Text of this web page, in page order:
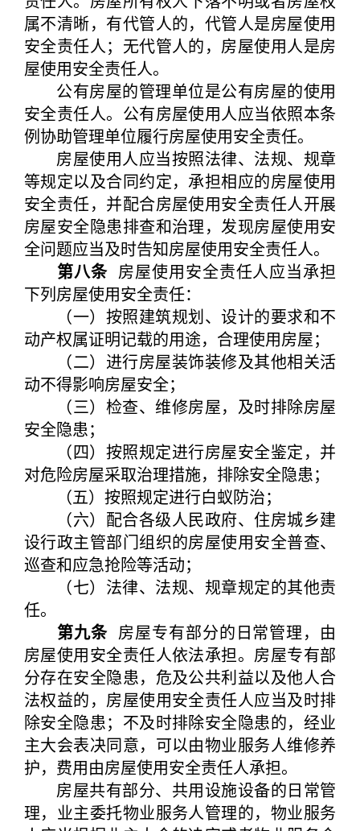
属不清晰，有代管人的，代管人是房屋使用
安全责任人；无代管人的，房屋使用人是房
屋使用安全责任人。
公有房屋的管理单位是公有房屋的使用
安全责任人。公有房屋使用人应当依照本条
例协助管理单位履行房屋使用安全责任。
房屋使用人应当按照法律、法规、规章
等规定以及合同约定，承担相应的房屋使用
安全责任，并配合房屋使用安全责任人开展
房屋安全隐患排查和治理，发现房屋使用安
全问题应当及时告知房屋使用安全责任人。
第八条房屋使用安全责任人应当承担
下列房屋使用安全责任：
（一）按照建筑规划、设计的要求和不
动产权属证明记载的用途，合理使用房屋；
（二）进行房屋装饰装修及其他相关活
动不得影响房屋安全；
（三）检查、维修房屋，及时排除房屋
安全隐患；
（四）按照规定进行房屋安全鉴定，并
对危险房屋采取治理措施，排除安全隐患；
（五）按照规定进行白蚁防治；
（六）配合各级人民政府、住房城乡建
设行政主管部门组织的房屋使用安全普查、
巡查和应急抢险等活动；
（七）法律、法规、规章规定的其他责
任。
第九条房屋专有部分的日常管理，由
房屋使用安全责任人依法承担。房屋专有部
分存在安全隐患，危及公共利益以及他人合
法权益的，房屋使用安全责任人应当及时排
除安全隐患；不及时排除安全隐患的，经业
主大会表决同意，可以由物业服务人维修养
护，费用由房屋使用安全责任人承担。
房屋共有部分、共用设施设备的日常管
理，业主委托物业服务人管理的，物业服务